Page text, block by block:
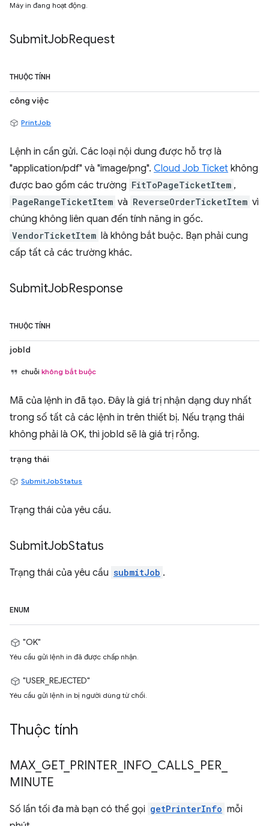
Máy in đang hoạt động.
SubmitJobRequest
THUỘC TÍNH
công việc
PrintJob
Lệnh in cần gửi. Các loại nội dung được hỗ trợ là
"application/pdf" và "image/png". Cloud Job Ticket không
được bao gồm các trường FitToPageTicketItem ,
PageRangeTicketItem và ReverseOrderTicketItem vì
chúng không liên quan đến tính năng in gốc.
VendorTicketItem là không bắt buộc. Bạn phải cung
cấp tất cả các trường khác.
SubmitJobResponse
THUỘC TÍNH
jobId
chuỗi không bắt buộc
Mã của lệnh in đã tạo. Đây là giá trị nhận dạng duy nhất
trong số tất cả các lệnh in trên thiết bị. Nếu trạng thái
không phải là OK, thì jobId sẽ là giá trị rỗng.
trạng thái
SubmitJobStatus
Trạng thái của yêu cầu.
SubmitJobStatus
Trạng thái của yêu cầu submitJob .
ENUM
"OK"
Yêu cầu gửi lệnh in đã được chấp nhận.
"USER_REJECTED"
Yêu cầu gửi lệnh in bị người dùng từ chối.
Thuộc tính
MAX GET_ PRINTER INFO CALLS PER
MINUTE
Số lần tối đa mà bạn có thể gọi getPrinterInfo mỗi